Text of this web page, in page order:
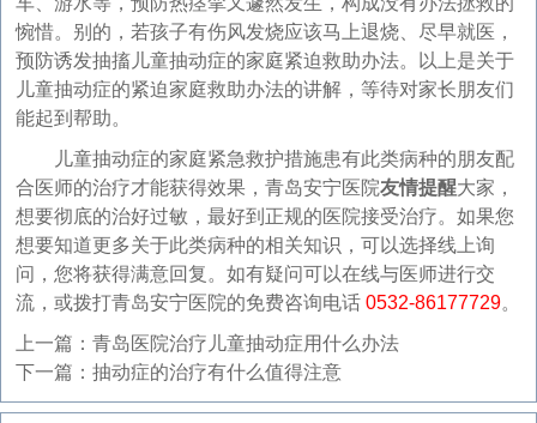
惋惜。别的，若孩子有伤风发烧应该马上退烧、尽早就医，
预防诱发抽搐儿童抽动症的家庭紧迫救助办法。以上是关于
儿童抽动症的紧迫家庭救助办法的讲解，等待对家长朋友们
能起到帮助。
儿童抽动症的家庭紧急救护措施患有此类病种的朋友配
合医师的治疗才能获得效果，青岛安宁医院友情提醒大家，
想要彻底的治好过敏，最好到正规的医院接受治疗。如果您
想要知道更多关于此类病种的相关知识，可以选择线上询
问，您将获得满意回复。如有疑问可以在线与医师进行交
流，或拨打青岛安宁医院的免费咨询电话 0532-86177729。
上一篇： 青岛医院治疗儿童抽动症用什么办法
下一篇： 抽动症的治疗有什么值得注意